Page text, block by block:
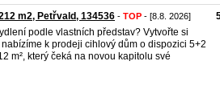
m2, Petřvald, 134536 - TOP - [8.8. 2026]
podle vlastních představ? Vytvořte si
k prodeji cihlový dům o dispozici 5+2
m², který čeká na novou kapitolu své